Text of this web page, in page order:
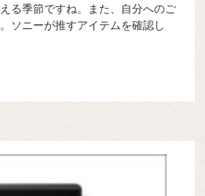
る季節ですね。また、自分へのご
ソニーが推すアイテムを確認し